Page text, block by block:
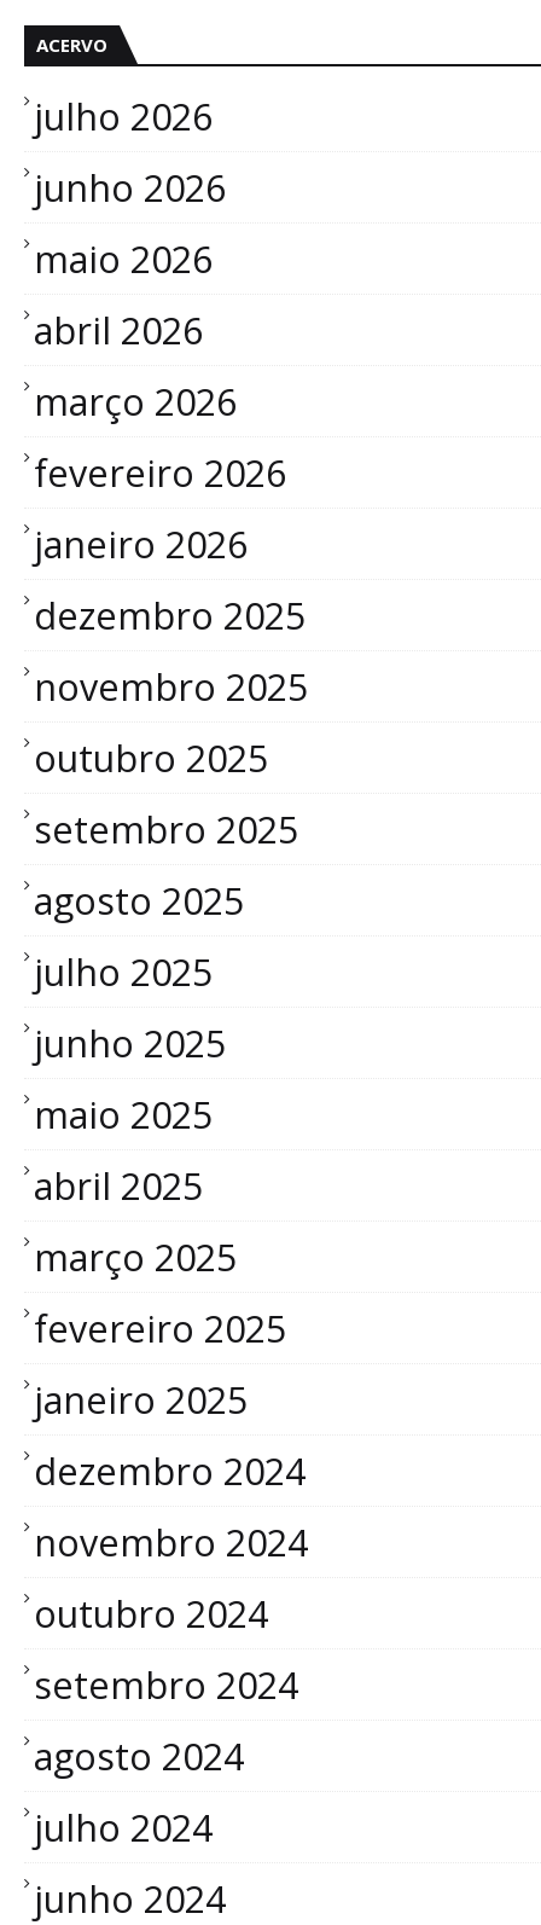
ACERVO
julho 2026
junho 2026
maio 2026
abril 2026
março 2026
fevereiro 2026
janeiro 2026
dezembro 2025
novembro 2025
outubro 2025
setembro 2025
agosto 2025
julho 2025
junho 2025
maio 2025
abril 2025
março 2025
fevereiro 2025
janeiro 2025
dezembro 2024
novembro 2024
outubro 2024
setembro 2024
agosto 2024
julho 2024
junho 2024